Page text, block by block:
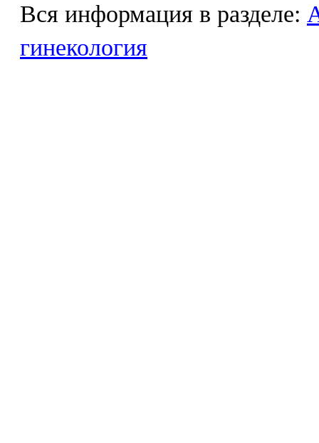
Вся информация в разделе:
гинекология